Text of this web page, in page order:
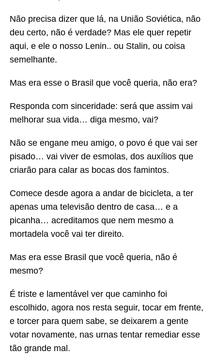
Não precisa dizer que lá, na União Soviética, não
deu certo, não é verdade? Mas ele quer repetir
aqui, e ele o nosso Lenin.. ou Stalin, ou coisa
semelhante.
Mas era esse o Brasil que você queria, não era?
Responda com sinceridade: será que assim vai
melhorar sua vida… diga mesmo, vai?
Não se engane meu amigo, o povo é que vai ser
pisado… vai viver de esmolas, dos auxílios que
criarão para calar as bocas dos famintos.
Comece desde agora a andar de bicicleta, a ter
apenas uma televisão dentro de casa… e a
picanha… acreditamos que nem mesmo a
mortadela você vai ter direito.
Mas era esse Brasil que você queria, não é
mesmo?
É triste e lamentável ver que caminho foi
escolhido, agora nos resta seguir, tocar em frente,
e torcer para quem sabe, se deixarem a gente
votar novamente, nas urnas tentar remediar esse
tão grande mal.